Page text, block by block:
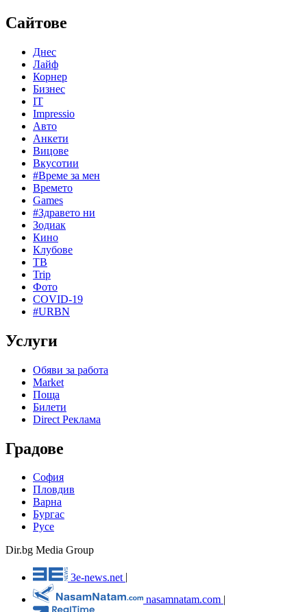
Сайтове
Днес
Лайф
Корнер
Бизнес
IT
Impressio
Авто
Анкети
Вицове
Вкусотии
#Време за мен
Времето
Games
#Здравето ни
Зодиак
Кино
Клубове
ТВ
Trip
Фото
COVID-19
#URBN
Услуги
Обяви за работа
Market
Поща
Билети
Direct Реклама
Градове
София
Пловдив
Варна
Бургас
Русе
Dir.bg Media Group
3e-news.net
nasamnatam.com |